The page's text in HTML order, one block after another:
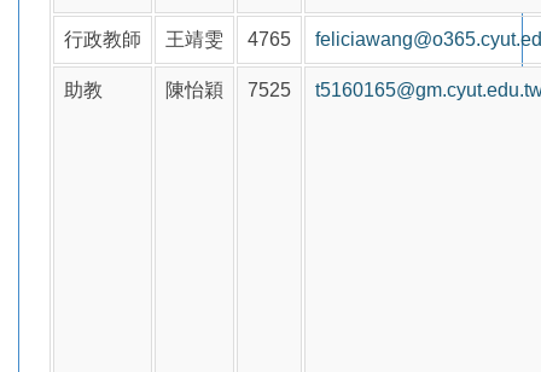
行政教師 王靖雯 4765
助教 陳怡穎 7525